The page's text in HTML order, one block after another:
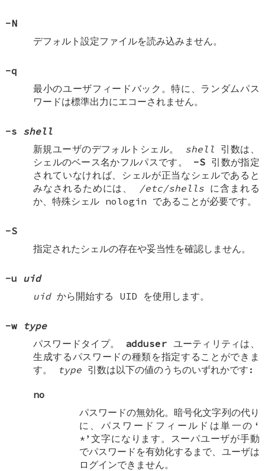
-N
デフォルト設定ファイルを読み込みません。
-q
最小のユーザフィードバック。特に、ランダムパス
ワードは標準出力にエコーされません。
-s shell
新規ユーザのデフォルトシェル。 shell 引数は、
シェルのベース名かフルパスです。 -S 引数が指定
されていなければ、シェルが正当なシェルであると
みなされるためには、
/etc/shellsに含まれる
か、特殊シェル nologin であることが必要です。
-S
指定されたシェルの存在や妥当性を確認しません。
-u uid
uidから開始する UID を使用します。
-w type
パスワードタイプ。 adduser ユーティリティは、
生成するパスワードの種類を指定することができま
す。
type引数は以下の値のうちのいずれかです:
no
パスワードの無効化。暗号化文字列の代り
に、パスワードフィールドは単一の‘
* ’文字になります。スーパユーザが手動
でパスワードを有効化するまで、ユーザは
ログインできません。